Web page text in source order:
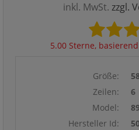
inkl. MwSt. zzgl.
5.00 Sterne,
Größe:
Zeilen:
6
Model:
Hersteller Id: